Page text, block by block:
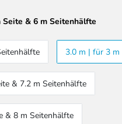
Seite & 6 m Seitenhälfte
3.0 m | für 3 m
& 7.2 m Seitenhälfte
& 8 m Seitenhälfte